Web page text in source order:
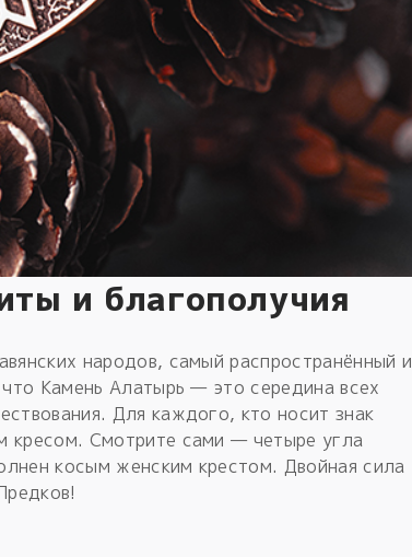
и благополучия
народов, самый распространённый и
Камень Алатырь — это середина всех
Для каждого, кто носит знак
кресом. Смотрите сами — четыре угла
косым женским крестом. Двойная сила